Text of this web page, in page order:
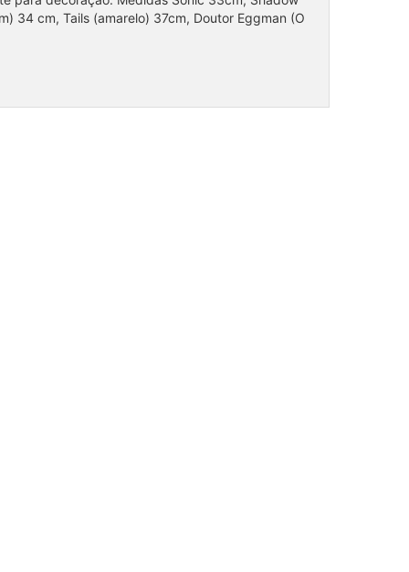
34 cm, Tails (amarelo) 37cm, Doutor Eggman (O